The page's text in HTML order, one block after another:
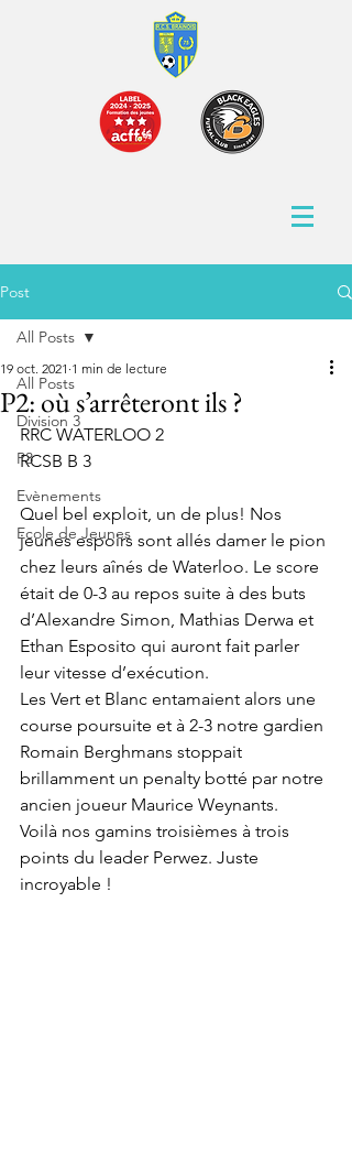
Post
All Posts
Division 3
P3
Evènements
Ecole de Jeunes
All Posts
P2: où s’arrêteront ils ?
19 oct. 2021 1 min de lecture
RRC WATERLOO 2
RCSB B 3
Quel bel exploit, un de plus! Nos
jeunes espoirs sont allés damer le pion
chez leurs aînés de Waterloo. Le score
était de 0-3 au repos suite à des buts
d’Alexandre Simon, Mathias Derwa et
Ethan Esposito qui auront fait parler
leur vitesse d’exécution.
Les Vert et Blanc entamaient alors une
course poursuite et à 2-3 notre gardien
Romain Berghmans stoppait
brillamment un penalty botté par notre
ancien joueur Maurice Weynants.
Voilà nos gamins troisièmes à trois
points du leader Perwez. Juste
incroyable !